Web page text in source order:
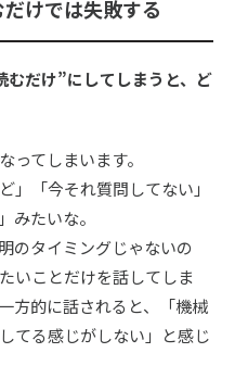
けでは失敗する
だけ”にしてしまうと、ど
ってしまいます。
」「今それ質問してない」
みたいな。
のタイミングじゃないの
いことだけを話してしま
方的に話されると、「機械
てる感じがしない」と感じ